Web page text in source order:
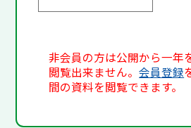
非会員の方は公開から一年
閲覧出来ません。会員登録
間の資料を閲覧できます。